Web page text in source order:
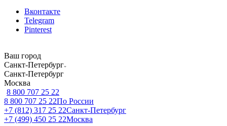
Вконтакте
Telegram
Pinterest
Ваш город
Санкт-Петербург
Санкт-Петербург
Москва
8 800 707 25 22
8 800 707 25 22По России
+7 (812) 317 25 22Санкт-Петербург
+7 (499) 450 25 22Москва